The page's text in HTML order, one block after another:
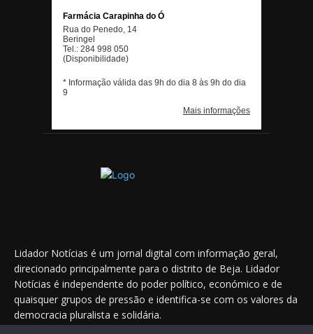
Lidador Notícias é um jornal digital com informação geral,
direcionado principalmente para o distrito de Beja. Lidador
Notícias é independente do poder político, económico e de
quaisquer grupos de pressão e identifica-se com os valores da
democracia pluralista e solidária.